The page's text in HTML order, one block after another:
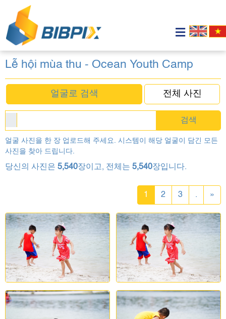
Lễ hội mùa thu - Ocean Youth Camp
얼굴로 검색 전체 사진
검색
얼굴 사진을 한 장 업로드해 주세요. 시스템이 해당 얼굴이 담긴 모든
사진을 찾아 드립니다.
당신의 사진은 5,540장이고, 전체는 5,540장입니다.
1 2 3 . »